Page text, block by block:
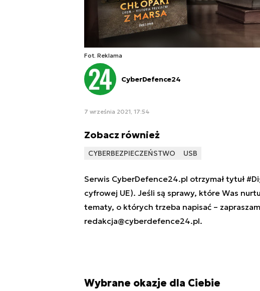
Fot. Reklama
CyberDefence24
7 września 2021, 17:54
Zobacz również
CYBERBEZPIECZEŃSTWO USB
Serwis CyberDefence24.pl otrzymał tytuł
cyfrowej UE). Jeśli są sprawy, które Was
tematy, o których trzeba napisać –
redakcja@cyberdefence24.pl.
Wybrane okazje dla Ciebie